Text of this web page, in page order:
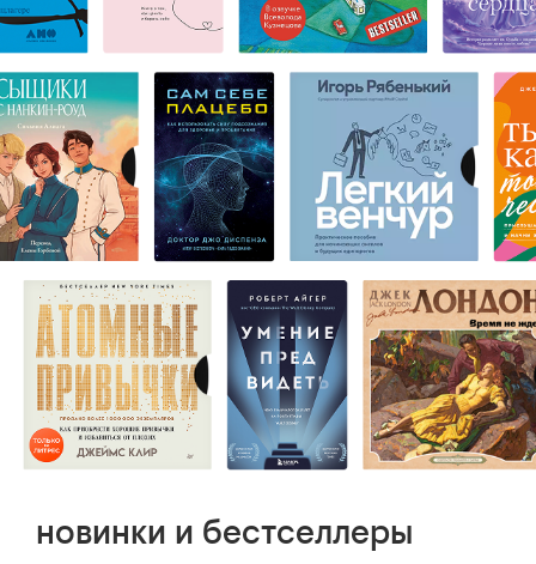
новинки и бестселлеры